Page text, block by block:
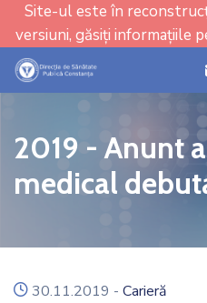
Site-ul este în
versiuni, găsiți informațiile
2019 - Anunt
medical
icon
30.11.2019 - Carieră